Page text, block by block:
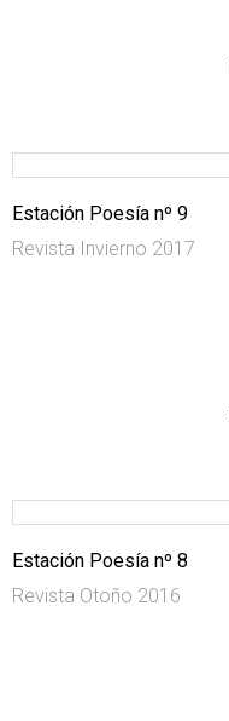
Estación Poesía nº 9
Revista Invierno 2017
Estación Poesía nº 8
Revista Otoño 2016